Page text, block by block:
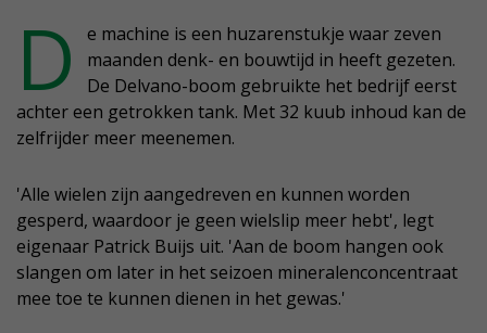
D
e machine is een huzarenstukje waar zeven
maanden denk- en bouwtijd in heeft gezeten.
De Delvano-boom gebruikte het bedrijf eerst
achter een getrokken tank. Met 32 kuub inhoud kan de
zelfrijder meer meenemen.
'Alle wielen zijn aangedreven en kunnen worden
gesperd, waardoor je geen wielslip meer hebt', legt
eigenaar Patrick Buijs uit. 'Aan de boom hangen ook
slangen om later in het seizoen mineralenconcentraat
mee toe te kunnen dienen in het gewas.'